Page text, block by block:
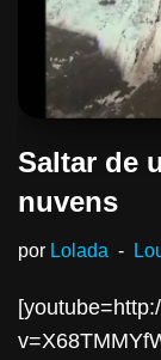
Saltar de
nuvens
por Lolada